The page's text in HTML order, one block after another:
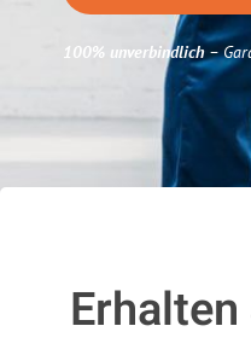
100% unverbindlich–